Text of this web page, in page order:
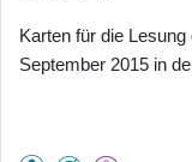
Karten für die
September 2015 in